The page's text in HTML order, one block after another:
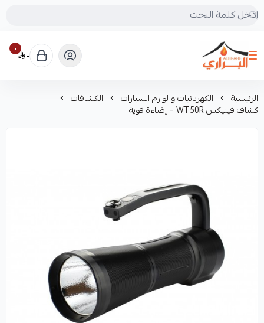
البراري للرحلات
٠ ٠
الرئيسية الكهربائيات و لوازم السيارات الكشافات
كشاف فينيكس WT50R – إضاءة قوية